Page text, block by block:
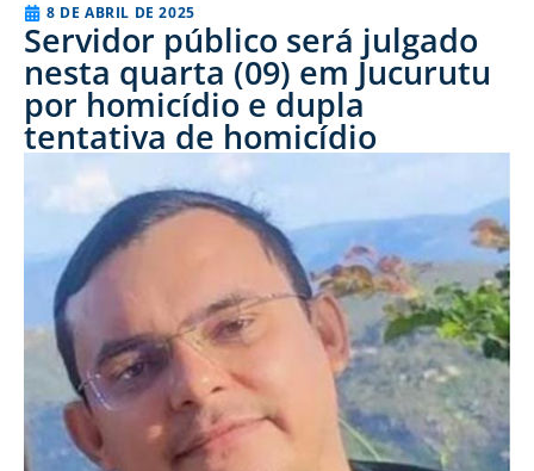
8 DE ABRIL DE 2025
Servidor público será julgado
nesta quarta (09) em Jucurutu
por homicídio e dupla
tentativa de homicídio